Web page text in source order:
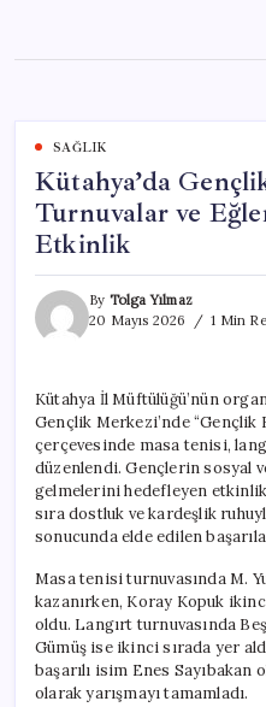
content
SAĞLIK
Kütahya’da
Turnuvalar ve
Etkinlik
By Tolga Yılmaz
20 Mayıs 2026
1 Min
Kütahya İl Müftülüğü’nün
Gençlik Merkezi’nde
çerçevesinde masa tenisi,
düzenlendi. Gençlerin sosyal
gelmelerini hedefleyen
sıra dostluk ve kardeşlik
sonucunda elde edilen
Masa tenisi turnuvasında M.
kazanırken, Koray Kopuk
oldu. Langırt turnuvasında
Gümüş ise ikinci sırada yer
başarılı isim Enes
olarak yarışmayı tamamladı.